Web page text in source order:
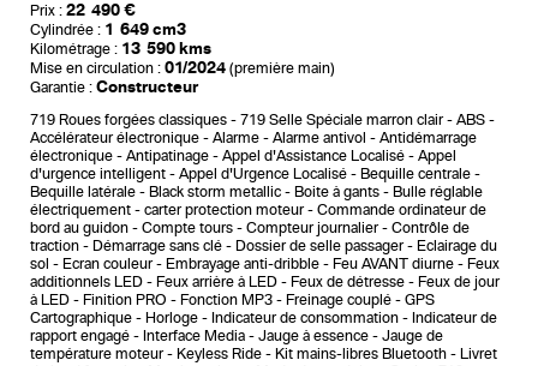
Prix : 22 490 €
Cylindrée : 1 649 cm3
Kilométrage : 13 590 kms
Mise en circulation : 01/2024 (première main)
Garantie : Constructeur
719 Roues forgées classiques 719 Selle Spéciale marron clair
ABS
Accélérateur électronique
Alarme Alarme antivol
Antidémarrage
électronique
Antipatinage Appel d'Assistance Localisé
Appel
d'urgence intelligent
Appel d'Urgence Localisé
Bequille centrale
Bequille latérale
Black storm metallic Boite à gants
Bulle réglable
électriquement
carter protection moteur
Commande ordinateur de
bord au guidon
Compte tours Compteur journalier
Contrôle de
traction
Démarrage sans clé Dossier de selle passager
Eclairage du
sol
Ecran couleur Embrayage anti-dribble Feu AVANT diurne
Feux
additionnels LED
Feux arrière à LED Feux de détresse
Feux de jour
à LED
Finition PRO Fonction MP3 Freinage couplé
GPS
Cartographique
Horloge Indicateur de consommation
Indicateur de
rapport engagé
Interface Media Jauge à essence
Jauge de
température moteur
Keyless Ride Kit mains-libres Bluetooth
Livret